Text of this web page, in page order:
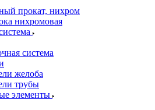
прокат, нихром
нихромовая
система
желоба
трубы
элементы